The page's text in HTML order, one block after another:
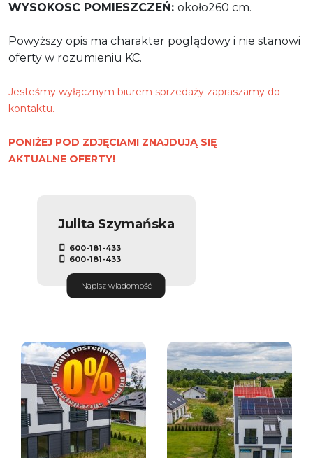
WYSOKOSC POMIESZCZEŃ: około260 cm.
Powyższy opis ma charakter poglądowy i nie stanowi
oferty w rozumieniu KC.
Jesteśmy wyłącznym biurem sprzedaży zapraszamy do
kontaktu.
PONIŻEJ POD ZDJĘCIAMI ZNAJDUJĄ SIĘ
AKTUALNE OFERTY!
Julita Szymańska
600-181-433
600-181-433
Napisz wiadomość